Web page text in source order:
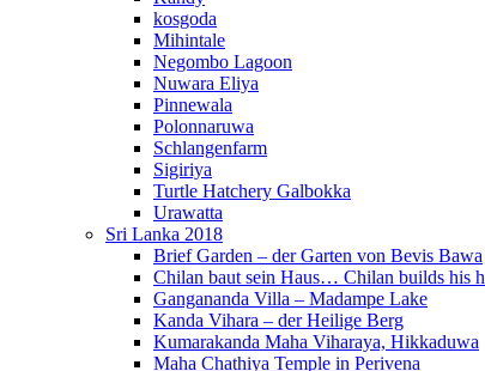
kosgoda
Mihintale
Negombo Lagoon
Nuwara Eliya
Pinnewala
Polonnaruwa
Schlangenfarm
Sigiriya
Turtle Hatchery Galbokka
Urawatta
Sri Lanka 2018
Brief Garden – der Garten von Bevis Bawa
Chilan baut sein Haus… Chilan builds his
Gangananda Villa – Madampe Lake
Kanda Vihara – der Heilige Berg
Kumarakanda Maha Viharaya, Hikkaduwa
Maha Chathiya Temple in Perivena